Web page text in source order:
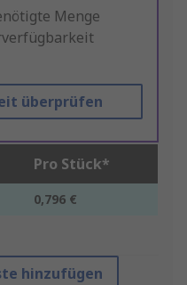
Menge
überprüfen
Pro Stück*
0,796 €
hinzufügen